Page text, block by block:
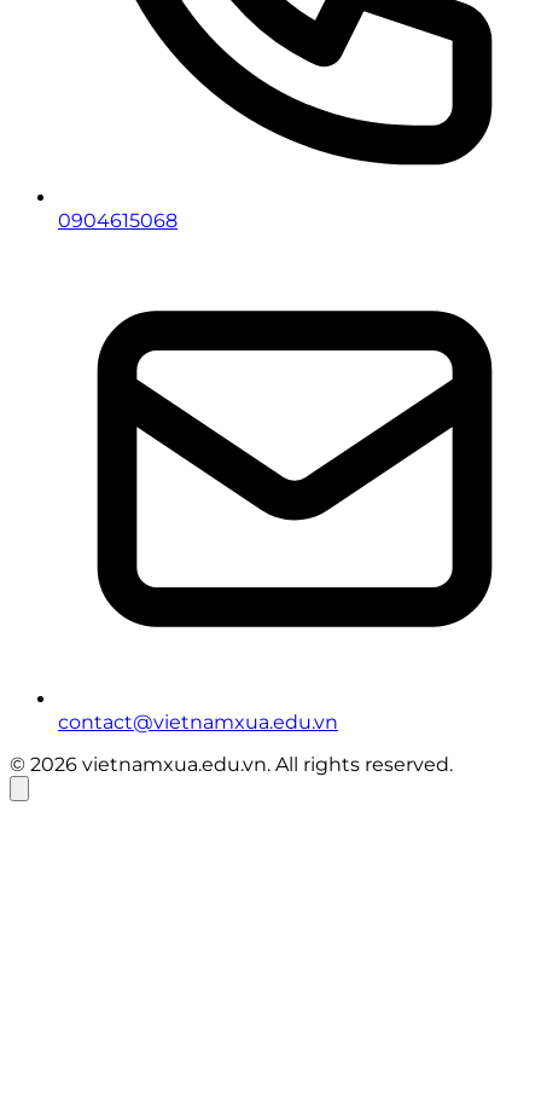
0904615068
contact@vietnamxua.edu.vn
© 2026 vietnamxua.edu.vn. All rights reserved.